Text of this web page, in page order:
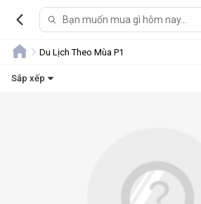
Du Lịch Theo Mùa P1
Sắp xếp